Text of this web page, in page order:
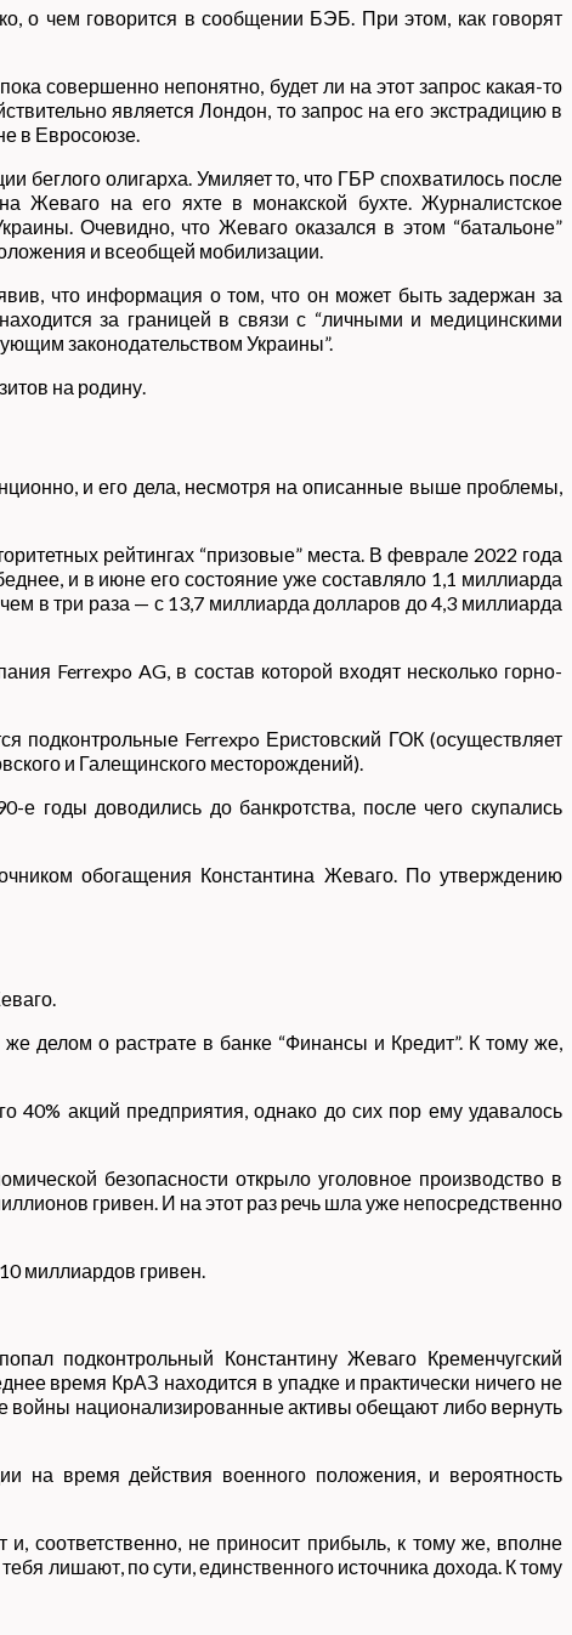
о чем говорится в сообщении БЭБ. При этом, как говорят
совершенно непонятно, будет ли на этот запрос какая-то
является Лондон, то запрос на его экстрадицию в
в Евросоюзе.
беглого олигарха. Умиляет то, что ГБР спохватилось после
Жеваго на его яхте в монакской бухте. Журналистское
Очевидно, что Жеваго оказался в этом “батальоне”
и всеобщей мобилизации.
что информация о том, что он может быть задержан за
за границей в связи с “личными и медицинскими
законодательством Украины”.
на родину.
и его дела, несмотря на описанные выше проблемы,
рейтингах “призовые” места. В феврале 2022 года
и в июне его состояние уже составляло 1,1 миллиарда
в три раза — с 13,7 миллиарда долларов до 4,3 миллиарда
Ferrexpo AG, в состав которой входят несколько горно-
Ferrexpo Еристовский ГОК (осуществляет
и Галещинского месторождений).
е годы доводились до банкротства, после чего скупались
обогащения Константина Жеваго. По утверждению
делом о растрате в банке “Финансы и Кредит”. К тому же,
40% акций предприятия, однако до сих пор ему удавалось
безопасности открыло уголовное производство в
гривен. И на этот раз речь шла уже непосредственно
миллиардов гривен.
подконтрольный Константину Жеваго Кременчугский
время КрАЗ находится в упадке и практически ничего не
войны национализированные активы обещают либо вернуть
на время действия военного положения, и вероятность
соответственно, не приносит прибыль, к тому же, вполне
лишают, по сути, единственного источника дохода. К тому